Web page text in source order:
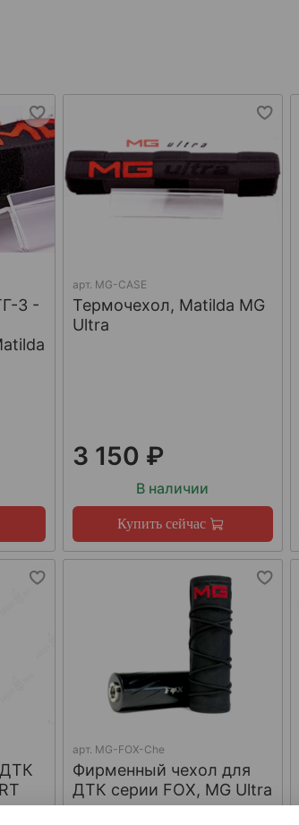
3 -
арт. MG-CASE
Термочехол, Matilda MG
Ultra
3 150 ₽
В наличии
Купить сейчас
арт. MG-FOX-Che
Фирменный чехол для
ДТК серии FOX, MG Ultra